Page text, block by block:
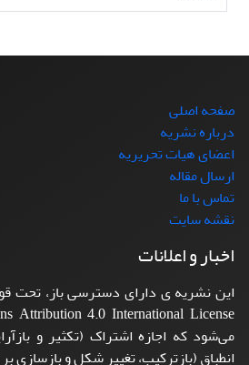
صفحه اصلی
درباره نشریه
اعضای هیات تحریریه
ارسال مقاله
تماس با ما
نقشه سایت
اخبار و اعلانات
این نشریه ی دارای دسترسی باز، تحت
می‌شود که اجازه اشتراک (تکثیر و
انطباق (بازترکیب، تغییر شکل و بازسازی